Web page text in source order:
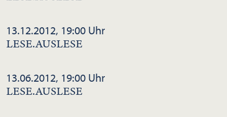
13.12.2012, 19:00 Uhr
LESE.AUSLESE
13.06.2012, 19:00 Uhr
LESE.AUSLESE